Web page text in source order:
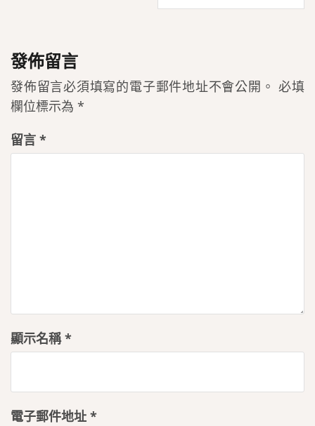
發佈留言
發佈留言必須填寫的電子郵件地址不會公開。 必填
欄位標示為 *
留言 *
顯示名稱*
電子郵件地址 *